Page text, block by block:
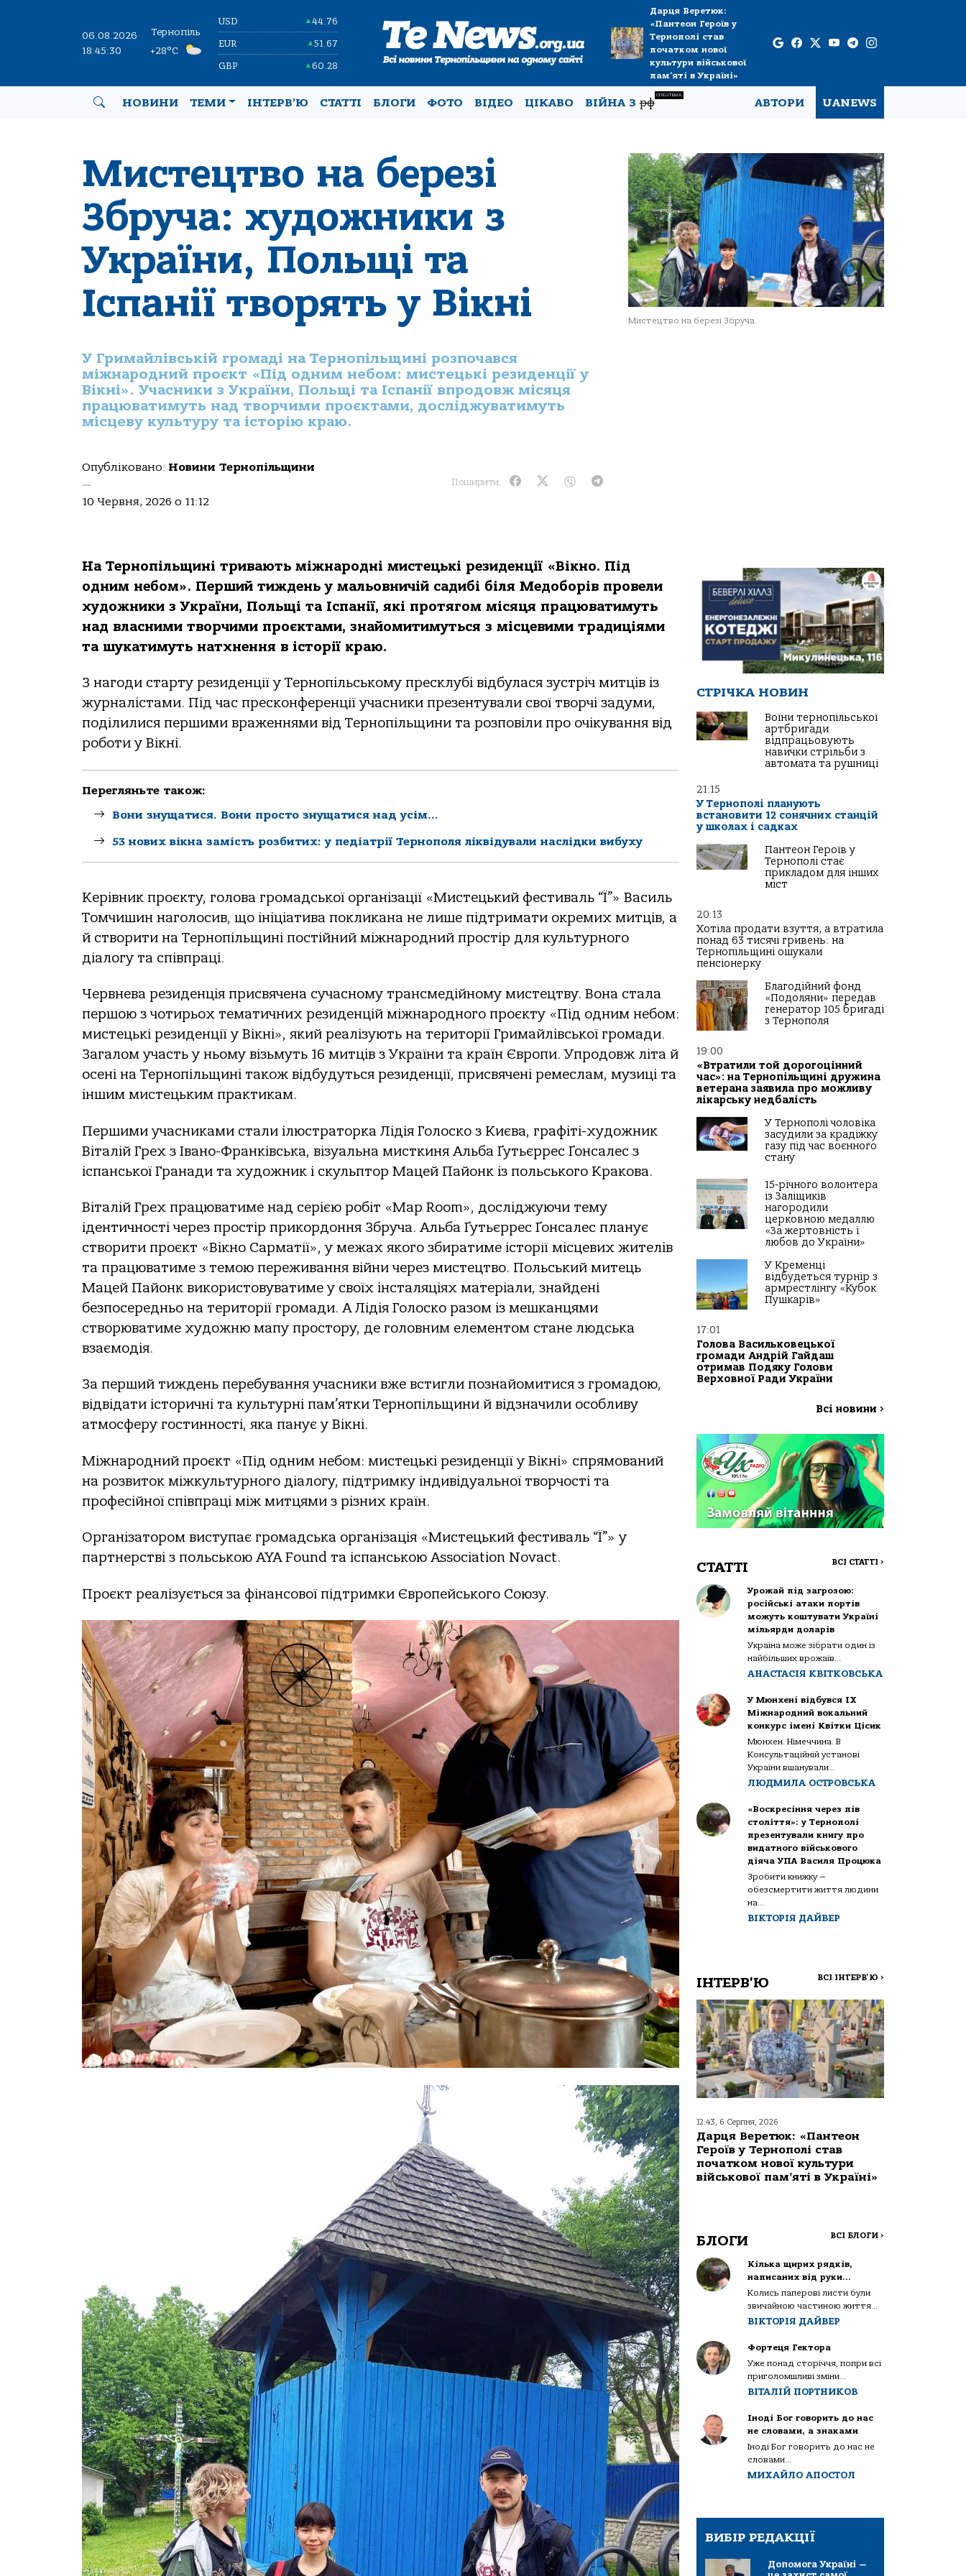
06.08.2026
18:45:32
Тернопіль
+28°C
USD ▲44.76
EUR ▲51.67
GBP ▲60.28
Дарця Веретюк:
«Пантеон Героїв у
Тернополі став
початком нової
культури військової
пам’яті в Україні»
НОВИНИ ТЕМИ ІНТЕРВ’Ю СТАТТІ БЛОГИ ФОТО ВІДЕО ЦІКАВО ВІЙНА Зрф
СПЕЦТЕМА
АВТОРИ UANEWS
Мистецтво на березі
Збруча: художники з
України, Польщі та
Іспанії творять у Вікні
У Гримайлівській громаді на Тернопільщині розпочався
міжнародний проєкт «Під одним небом: мистецькі резиденції у
Вікні». Учасники з України, Польщі та Іспанії впродовж місяця
працюватимуть над творчими проєктами, досліджуватимуть
місцеву культуру та історію краю.
Опубліковано: Новини Тернопільщини
—
10 Червня, 2026 о 11:12
Поширити:
Мистецтво на березі Збруча.
На Тернопільщині тривають міжнародні мистецькі резиденції «Вікно. Під
одним небом». Перший тиждень у мальовничій садибі біля Медоборів провели
художники з України, Польщі та Іспанії, які протягом місяця працюватимуть
над власними творчими проєктами, знайомитимуться з місцевими традиціями
та шукатимуть натхнення в історії краю.
З нагоди старту резиденції у Тернопільському пресклубі відбулася зустріч митців із
журналістами. Під час пресконференції учасники презентували свої творчі задуми,
поділилися першими враженнями від Тернопільщини та розповіли про очікування від
роботи у Вікні.
Перегляньте також:
Вони знущатися. Вони просто знущатися над усім…
53 нових вікна замість розбитих: у педіатрії Тернополя ліквідували наслідки вибуху
Керівник проєкту, голова громадської організації «Мистецький фестиваль “Ї”» Василь
Томчишин наголосив, що ініціатива покликана не лише підтримати окремих митців, а
й створити на Тернопільщині постійний міжнародний простір для культурного
діалогу та співпраці.
Червнева резиденція присвячена сучасному трансмедійному мистецтву. Вона стала
першою з чотирьох тематичних резиденцій міжнародного проєкту «Під одним небом:
мистецькі резиденції у Вікні», який реалізують на території Гримайлівської громади.
Загалом участь у ньому візьмуть 16 митців з України та країн Європи. Упродовж літа й
осені на Тернопільщині також відбудуться резиденції, присвячені ремеслам, музиці та
іншим мистецьким практикам.
Першими учасниками стали ілюстраторка Лідія Голоско з Києва, графіті-художник
Віталій Грех з Івано-Франківська, візуальна мисткиня Альба Ґутьєррес Ґонсалес з
іспанської Гранади та художник і скульптор Мацей Пайонк із польського Кракова.
Віталій Грех працюватиме над серією робіт «Map Room», досліджуючи тему
ідентичності через простір прикордоння Збруча. Альба Ґутьєррес Ґонсалес планує
створити проєкт «Вікно Сарматії», у межах якого збиратиме історії місцевих жителів
та працюватиме з темою переживання війни через мистецтво. Польський митець
Мацей Пайонк використовуватиме у своїх інсталяціях матеріали, знайдені
безпосередньо на території громади. А Лідія Голоско разом із мешканцями
створюватиме художню мапу простору, де головним елементом стане людська
взаємодія.
За перший тиждень перебування учасники вже встигли познайомитися з громадою,
відвідати історичні та культурні пам’ятки Тернопільщини й відзначили особливу
атмосферу гостинності, яка панує у Вікні.
Міжнародний проєкт «Під одним небом: мистецькі резиденції у Вікні» спрямований
на розвиток міжкультурного діалогу, підтримку індивідуальної творчості та
професійної співпраці між митцями з різних країн.
Організатором виступає громадська організація «Мистецький фестиваль “Ї”» у
партнерстві з польською AYA Found та іспанською Association Novact.
Проєкт реалізується за фінансової підтримки Європейського Союзу.
СТРІЧКА НОВИН
Воїни тернопільської
артбригади
відпрацьовують
навички стрільби з
автомата та рушниці
21:15
У Тернополі планують
встановити 12 сонячних станцій
у школах і садках
Пантеон Героїв у
Тернополі стає
прикладом для інших
міст
20:13
Хотіла продати взуття, а втратила
понад 63 тисячі гривень: на
Тернопільщині ошукали
пенсіонерку
Благодійний фонд
«Подоляни» передав
генератор 105 бригаді
з Тернополя
19:00
«Втратили той дорогоцінний
час»: на Тернопільщині дружина
ветерана заявила про можливу
лікарську недбалість
У Тернополі чоловіка
засудили за крадіжку
газу під час воєнного
стану
15-річного волонтера
із Заліщиків
нагородили
церковною медаллю
«За жертовність і
любов до України»
У Кременці
відбудеться турнір з
армрестлінгу «Кубок
Пушкарів»
17:01
Голова Васильковецької
громади Андрій Гайдаш
отримав Подяку Голови
Верховної Ради України
Всі новини >
СТАТТІ ВСІ СТАТТІ >
Урожай під загрозою:
російські атаки портів
можуть коштувати Україні
мільярди доларів
Україна може зібрати один із
найбільших врожаїв...
АНАСТАСІЯ КВІТКОВСЬКА
У Мюнхені відбувся IX
Міжнародний вокальний
конкурс імені Квітки Цісик
Мюнхен. Німеччина. В
Консультаційній установі
України вшанували...
ЛЮДМИЛА ОСТРОВСЬКА
«Воскресіння через пів
століття»: у Тернополі
презентували книгу про
видатного військового
діяча УПА Василя Процюка
Зробити книжку —
обезсмертити життя людини
на...
ВІКТОРІЯ ДАЙВЕР
ІНТЕРВ'Ю ВСІ ІНТЕРВ'Ю >
12:43, 6 Серпня, 2026
Дарця Веретюк: «Пантеон
Героїв у Тернополі став
початком нової культури
військової пам’яті в Україні»
БЛОГИ ВСІ БЛОГИ >
Кілька щирих рядків,
написаних від руки…
Колись паперові листи були
звичайною частиною життя...
ВІКТОРІЯ ДАЙВЕР
Фортеця Гектора
Уже понад сторіччя, попри всі
приголомшливі зміни...
ВІТАЛІЙ ПОРТНИКОВ
Іноді Бог говорить до нас
не словами, а знаками
Іноді Бог говорить до нас не
словами...
МИХАЙЛО АПОСТОЛ
ВИБІР РЕДАКЦІЇ
Допомога Україні —